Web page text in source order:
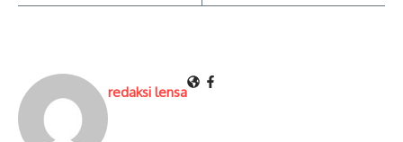
redaksi lensa